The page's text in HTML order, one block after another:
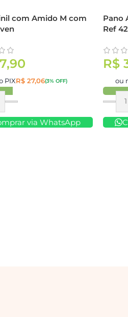
com Amido M com
PIXR$27,06(3% OFF)
via WhatsApp
Pano
Ref
R$
ou